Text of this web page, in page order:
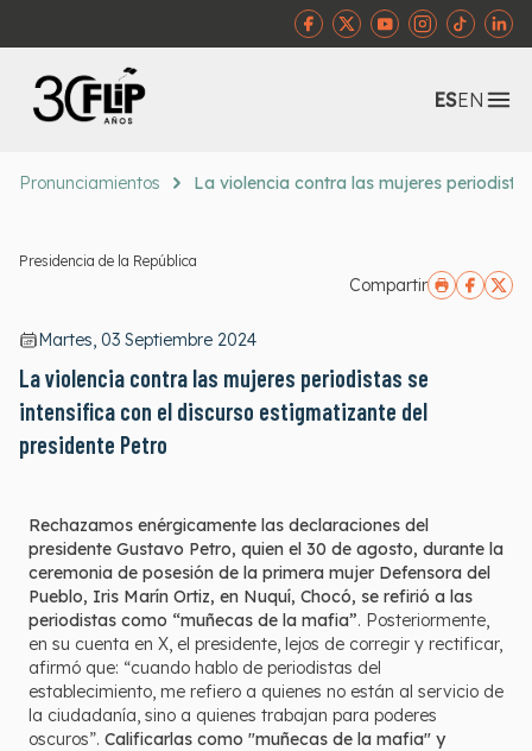
ESEN
Pronunciamientos La violencia contra las mujeres
Presidencia de la República
Compartir
Martes, 03 Septiembre 2024
La violencia contra las mujeres periodistas se
intensifica con el discurso estigmatizante del
presidente Petro
Rechazamos enérgicamente las declaraciones del
presidente Gustavo Petro, quien el 30 de agosto, durante la
ceremonia de posesión de la primera mujer Defensora del
Pueblo, Iris Marín Ortiz, en Nuquí, Chocó, se refirió a las
periodistas como “muñecas de la mafia”. Posteriormente,
en su cuenta en X, el presidente, lejos de corregir y rectificar,
afirmó que: “cuando hablo de periodistas del
establecimiento, me refiero a quienes no están al servicio de
la ciudadanía, sino a quienes trabajan para poderes
oscuros”. Calificarlas como "muñecas de la mafia" y